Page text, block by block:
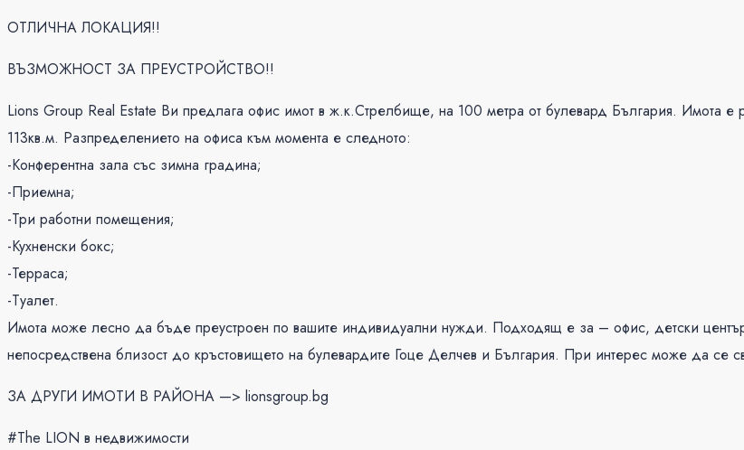
ОТЛИЧНА ЛОКАЦИЯ!!
ВЪЗМОЖНОСТ ЗА ПРЕУСТРОЙСТВО!!
Lions Group Real Estate Ви предлага офис имот в ж.к.Стрелбище, на 100 метра от булевард България. Имота
113кв.м. Разпределението на офиса към момента е следното:
-Конферентна зала със зимна градина;
-Приемна;
-Три работни помещения;
-Кухненски бокс;
-Терраса;
-Туалет.
Имота може лесно да бъде преустроен по вашите индивидуални нужди. Подходящ е за – офис, детски
непосредствена близост до кръстовището на булевардите Гоце Делчев и България. При интерес може да се
ЗА ДРУГИ ИМОТИ В РАЙОНА —> lionsgroup.bg
#The LION в недвижимости